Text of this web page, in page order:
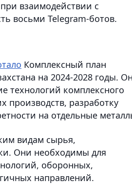
взаимодействии с
восьми Telegram-ботов.
Комплексный план
на 2024-2028 годы.
технологий комплексного
производств, разработку
на отдельные
видам сырья,
Они необходимы для
оборонных,
направлений.